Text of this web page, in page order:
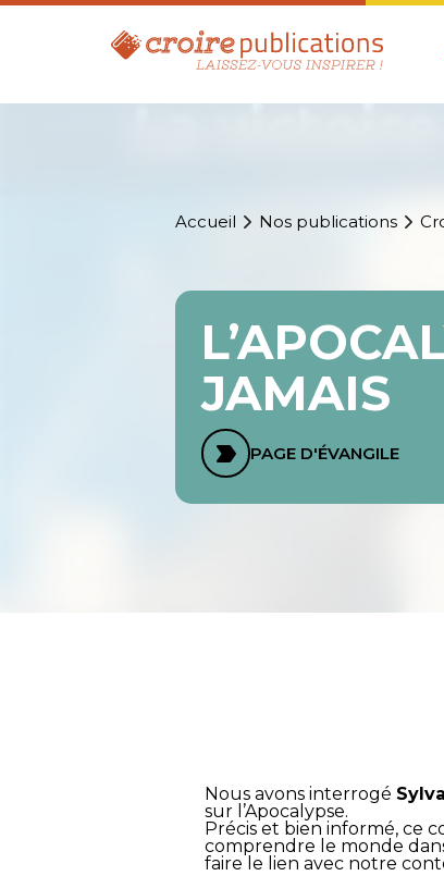
Accueil Nos publications
JAMAIS
PAGE D'ÉVANGILE
Nous avons interrogé
sur l’Apocalypse.
Précis et bien informé, ce
comprendre le monde
faire le lien avec notre